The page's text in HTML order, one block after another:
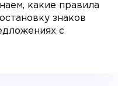
какие правила
знаков
с